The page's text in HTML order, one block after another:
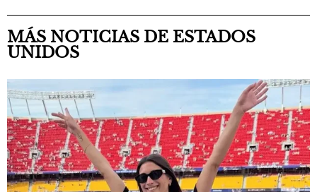
MÁS NOTICIAS DE ESTADOS
UNIDOS